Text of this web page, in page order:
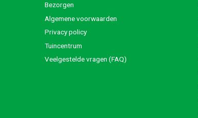
Bezorgen
Algemene voorwaarden
Privacy policy
Tuincentrum
Veelgestelde vragen (FAQ)